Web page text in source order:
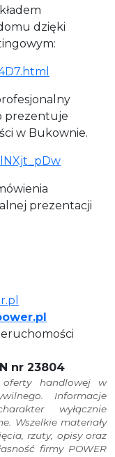
dzięki
prezentuje
w Bukownie.
prezentacji
nr 23804
oferty handlowej w
Informacje
wyłącznie
Wszelkie materiały
rzuty, opisy oraz
firmy POWER